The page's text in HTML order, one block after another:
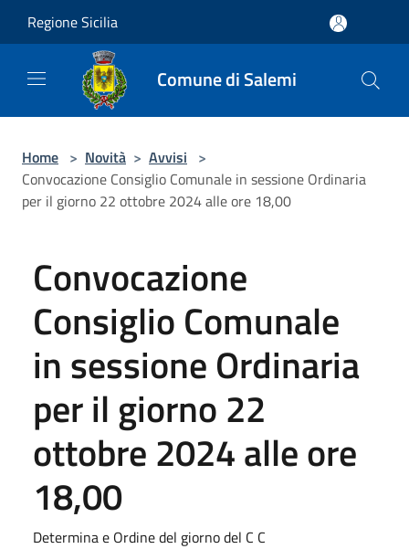
Regione Sicilia
Comune di Salemi
Home > Novità > Avvisi >
Convocazione Consiglio Comunale in sessione Ordinaria
per il giorno 22 ottobre 2024 alle ore 18,00
Convocazione
Consiglio Comunale
in sessione Ordinaria
per il giorno 22
ottobre 2024 alle ore
18,00
Determina e Ordine del giorno del C C